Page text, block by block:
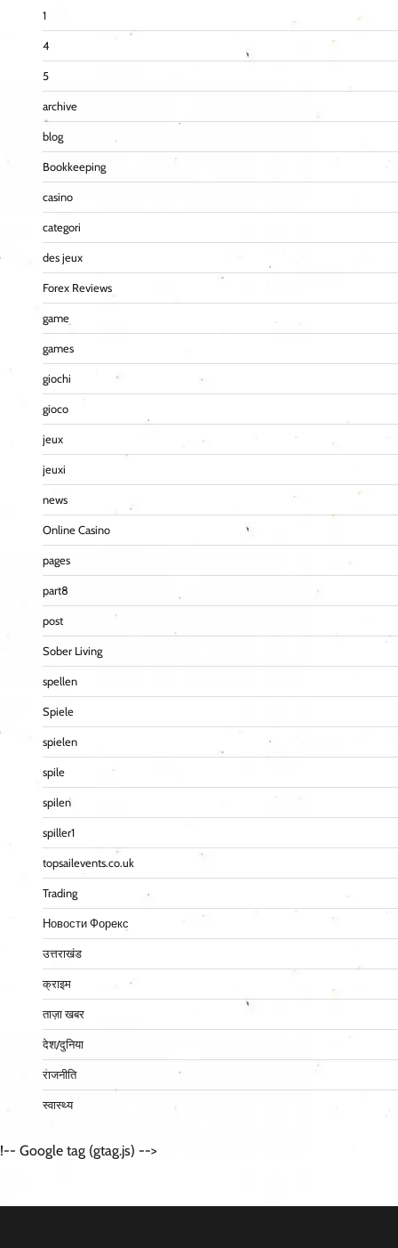
1
4
5
archive
blog
Bookkeeping
casino
categori
des jeux
Forex Reviews
game
games
giochi
gioco
jeux
jeuxi
news
Online Casino
pages
part8
post
Sober Living
spellen
Spiele
spielen
spile
spilen
spiller1
topsailevents.co.uk
Trading
Новости Форекс
उत्तराखंड
क्राइम
ताज़ा खबर
देश/दुनिया
राजनीति
स्वास्थ्य
!-- Google tag (gtag.js) -->